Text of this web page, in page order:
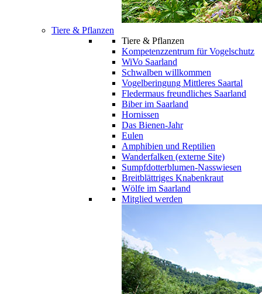
Tiere & Pflanzen
Tiere & Pflanzen
Kompetenzzentrum für Vogelschutz
WiVo Saarland
Schwalben willkommen
Vogelberingung Mittleres Saartal
Fledermaus freundliches Saarland
Biber im Saarland
Hornissen
Das Bienen-Jahr
Eulen
Amphibien und Reptilien
Wanderfalken (externe Site)
Sumpfdotterblumen-Nasswiesen
Breitblättriges Knabenkraut
Wölfe im Saarland
Mitglied werden